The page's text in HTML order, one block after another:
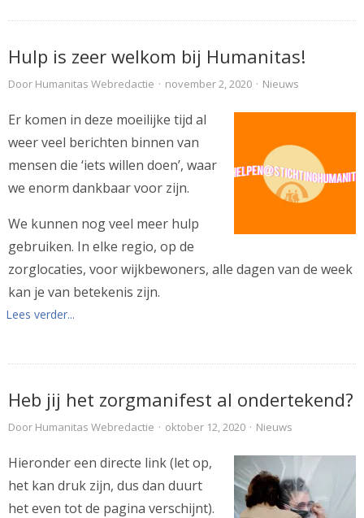
Hulp is zeer welkom bij Humanitas!
Door Humanitas Webredactie · november 2, 2020 · Nieuws
Er komen in deze moeilijke tijd al
weer veel berichten binnen van
mensen die ‘iets willen doen’, waar
we enorm dankbaar voor zijn.
We kunnen nog veel meer hulp
gebruiken. In elke regio, op de
zorglocaties, voor wijkbewoners, alle dagen van de week
kan je van betekenis zijn.
Lees verder...
Heb jij het zorgmanifest al ondertekend?
Door Humanitas Webredactie · oktober 12, 2020 · Nieuws
Hieronder een directe link (let op,
het kan druk zijn, dus dan duurt
het even tot de pagina verschijnt).